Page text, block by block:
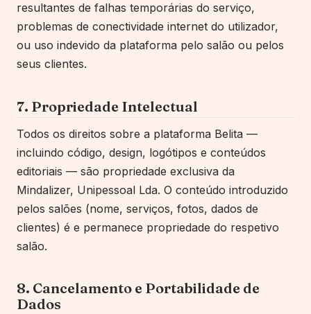
resultantes de falhas temporárias do serviço,
problemas de conectividade internet do utilizador,
ou uso indevido da plataforma pelo salão ou pelos
seus clientes.
7. Propriedade Intelectual
Todos os direitos sobre a plataforma Belita —
incluindo código, design, logótipos e conteúdos
editoriais — são propriedade exclusiva da
Mindalizer, Unipessoal Lda. O conteúdo introduzido
pelos salões (nome, serviços, fotos, dados de
clientes) é e permanece propriedade do respetivo
salão.
8. Cancelamento e Portabilidade de
Dados